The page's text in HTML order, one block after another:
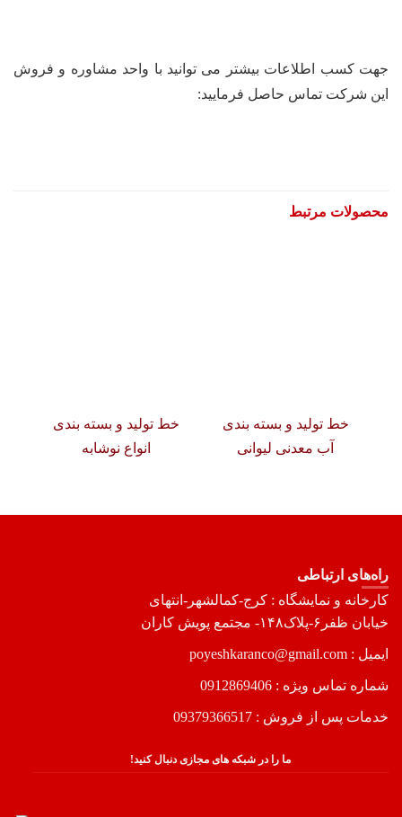
جهت کسب اطلاعات بیشتر می توانید با واحد مشاوره و فروش
این شرکت تماس حاصل فرمایید:
محصولات مرتبط
خط تولید و بسته بندی
آب معدنی لیوانی
خط تولید و بسته بندی
انواع نوشابه
راه‌های ارتباطی
کارخانه و نمایشگاه : کرج-کمالشهر-انتهای
خیابان ظفر۶-پلاک۱۴۸- مجتمع پویش کاران
ایمیل : poyeshkaranco@gmail.com
شماره تماس ویژه : 0912869406
خدمات پس از فروش : 09379366517
ما را در شبکه های مجازی دنبال کنید!